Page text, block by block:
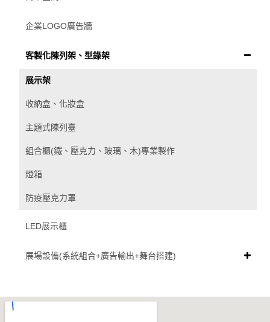
企業LOGO廣告牆
客製化陳列架、型錄架
展示架
收納盒、化妝盒
主題式陳列臺
組合櫃(鐵、壓克力、玻璃、木)專業製作
燈箱
防疫壓克力罩
LED展示櫃
展場設備(系統組合+廣告輸出+舞台搭建)